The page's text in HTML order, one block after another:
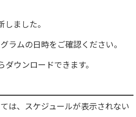
しました。
ラムの日時をご確認ください。
ダウンロードできます。
は、スケジュールが表示されない